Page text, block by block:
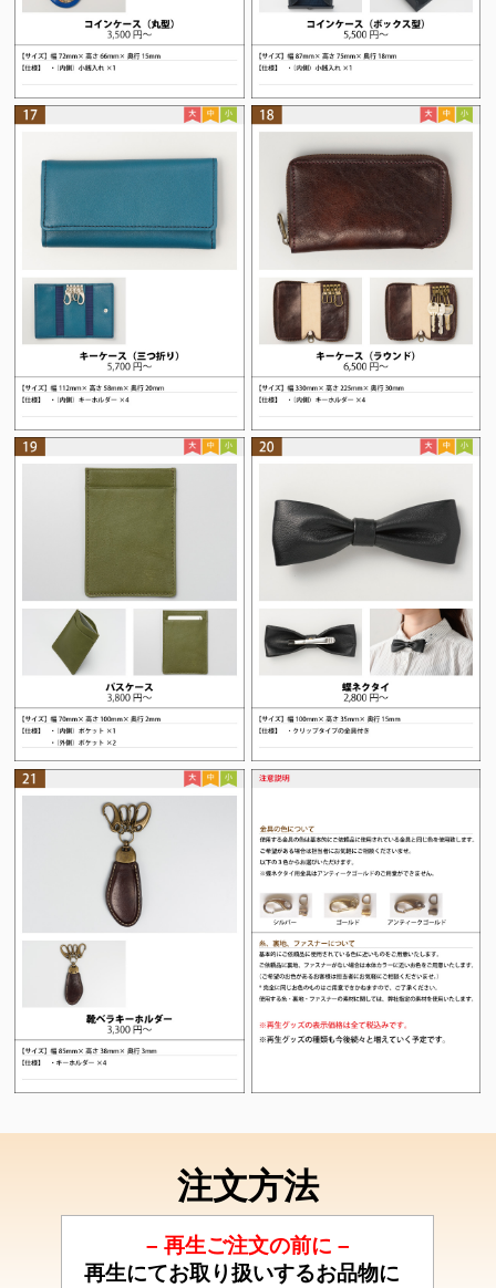
注文方法
– 再生ご注文の前に –
再生にてお取り扱いするお品物に